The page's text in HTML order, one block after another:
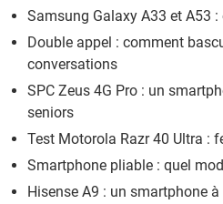
Samsung Galaxy A33 et A53
Double appel : comment
conversations
SPC Zeus 4G Pro : un
seniors
Test Motorola Razr 40 Ultra :
Smartphone pliable : quel
Hisense A9 : un smartphone